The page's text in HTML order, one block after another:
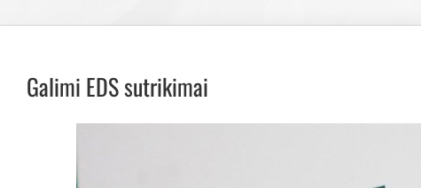
Galimi EDS sutrikimai